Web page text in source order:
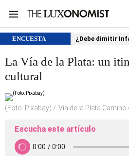
ENCUESTA ¿Debe dimitir
La Vía de la Plata: un
cultural
(Foto: Pixabay) Vía de la Plata
Escucha este artículo